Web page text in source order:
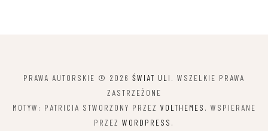
PRAWA AUTORSKIE © 2026 ŚWIAT ULI . WSZELKIE PRAWA
ZASTRZEŻONE
MOTYW: PATRICIA STWORZONY PRZEZ VOLTHEMES . WSPIERANE
PRZEZ WORDPRESS .